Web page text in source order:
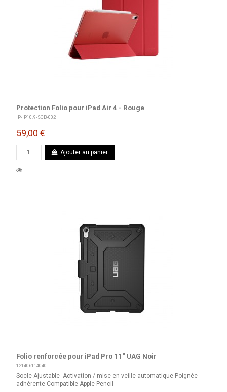
Protection Folio pour iPad Air 4 - Rouge
IP-IP10.9-SCB-002
59,00 €
Ajouter au panier
Folio renforcée pour iPad Pro 11“ UAG Noir
121406114040
Socle Ajustable Activation / mise en veille automatique Poignée
adhérente Compatible Apple Pencil